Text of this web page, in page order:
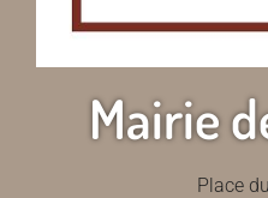
Mairie
Place